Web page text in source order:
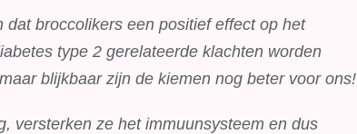
broccolikers een positief effect op het
type 2 gerelateerde klachten worden
blijkbaar zijn de kiemen nog beter voor ons!
versterken ze het immuunsysteem en dus